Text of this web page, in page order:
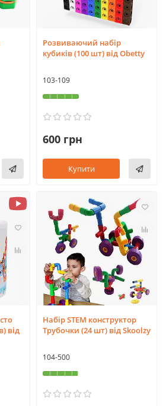
Розвиваючий набір
кубиків (100 шт) від Obetty
103-109
600 грн
Купити
від
Набір STEM конструктор
Трубочки (24 шт) від Skoolzy
104-500